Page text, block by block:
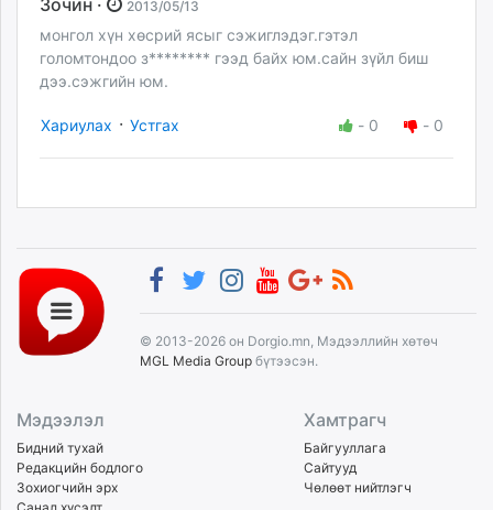
Зочин · 2013/05/13
монгол хүн хөсрий ясыг сэжиглэдэг.гэтэл
голомтондоо з******** гээд байх юм.сайн зүйл биш
дээ.сэжгийн юм.
Хариулах · Устгах - 0 - 0
© 2013-2026 он Dorgio.mn, Мэдээллийн хөтөч
MGL Media Group бүтээсэн.
Мэдээлэл
Бидний тухай
Редакцийн бодлого
Зохиогчийн эрх
Хамтрагч
Байгууллага
Сайтууд
Чөлөөт нийтлэгч